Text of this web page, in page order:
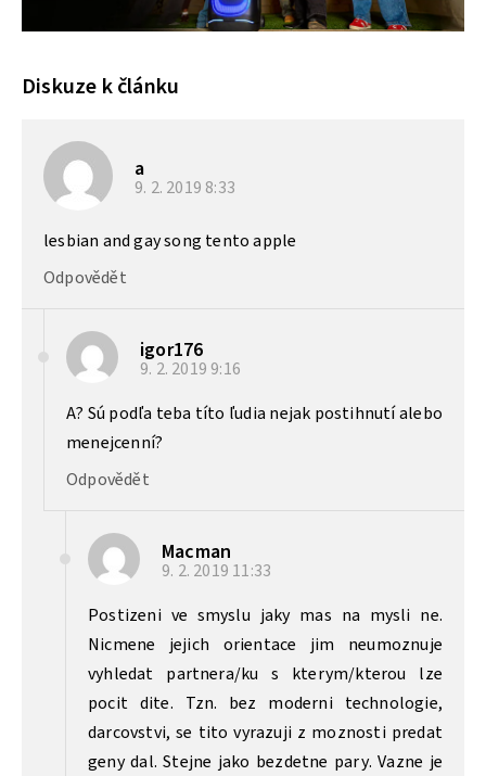
Diskuze k článku
a
9. 2. 2019 8:33
lesbian and gay song tento apple
Odpovědět
igor176
9. 2. 2019 9:16
A? Sú podľa teba títo ľudia nejak postihnutí alebo
menejcenní?
Odpovědět
Macman
9. 2. 2019 11:33
Postizeni ve smyslu jaky mas na mysli ne.
Nicmene jejich orientace jim neumoznuje
vyhledat partnera/ku s kterym/kterou lze
pocit dite. Tzn. bez moderni technologie,
darcovstvi, se tito vyrazuji z moznosti predat
geny dal. Stejne jako bezdetne pary. Vazne je